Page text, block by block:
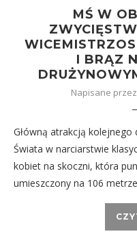
MŚ W
I BRĄZ
Napisane przez
Główną atrakcją
Świata w narciarstwie
kobiet na skoczni, która
umieszczony na 106